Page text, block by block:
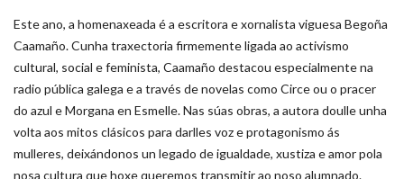
Este ano, a homenaxeada é a escritora e xornalista viguesa Begoña
Caamaño. Cunha traxectoria firmemente ligada ao activismo
cultural, social e feminista, Caamaño destacou especialmente na
radio pública galega e a través de novelas como Circe ou o pracer
do azul e Morgana en Esmelle. Nas súas obras, a autora doulle unha
volta aos mitos clásicos para darlles voz e protagonismo ás
mulleres, deixándonos un legado de igualdade, xustiza e amor pola
nosa cultura que hoxe queremos transmitir ao noso alumnado.